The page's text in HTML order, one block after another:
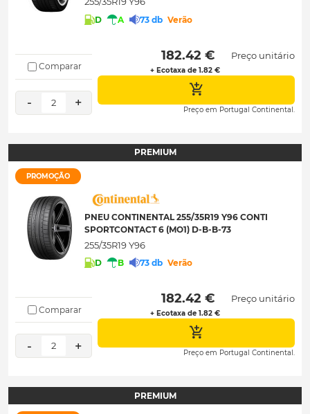
D A 73 db Verão
Comparar
- 2 +
182.42 €
+ Ecotaxa de 1.82 €
Preço unitário
Preço em Portugal Continental.
PREMIUM
PROMOÇÃO
PNEU CONTINENTAL 255/35R19 Y96 CONTI
SPORTCONTACT 6 (MO1) D-B-B-73
255/35R19 Y96
D B 73 db Verão
Comparar
- 2 +
182.42 €
+ Ecotaxa de 1.82 €
Preço unitário
Preço em Portugal Continental.
PREMIUM